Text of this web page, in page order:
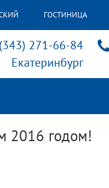
ГОСТИНИЦА
271-66-84
Екатеринбург
2016 годом!